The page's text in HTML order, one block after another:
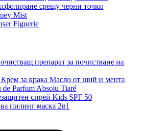
срещу черни точки
Mist
Figuerie
препарат за почистване на
за крака Mасло от ший и мента
Parfum Absolu Tiaré
спрей Kids SРF 50
пилинг маска 2в1